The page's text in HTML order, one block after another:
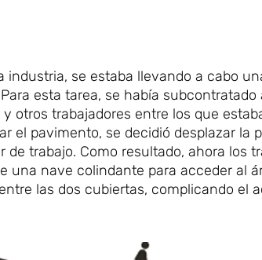
se estaba llevando a cabo
esta tarea, se había
otros trabajadores entre los que
el pavimento, se decidió desplazar la
de trabajo. Como resultado, ahora los
una nave colindante para acceder al
las dos cubiertas, complicando el